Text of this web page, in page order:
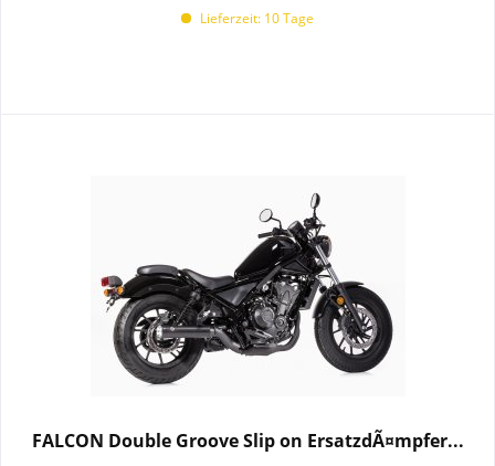
Lieferzeit: 10 Tage
FALCON Double Groove Slip on ErsatzdÃ¤mpfer...